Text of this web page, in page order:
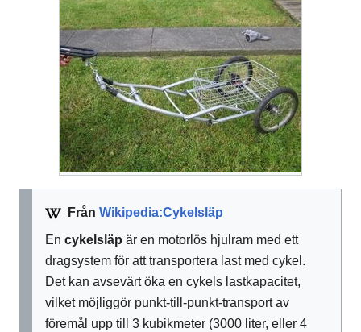
Från Wikipedia:Cykelsläp
En cykelsläp är en motorlös hjulram med ett
dragsystem för att transportera last med cykel.
Det kan avsevärt öka en cykels lastkapacitet,
vilket möjliggör punkt-till-punkt-transport av
föremål upp till 3 kubikmeter (3000 liter, eller 4